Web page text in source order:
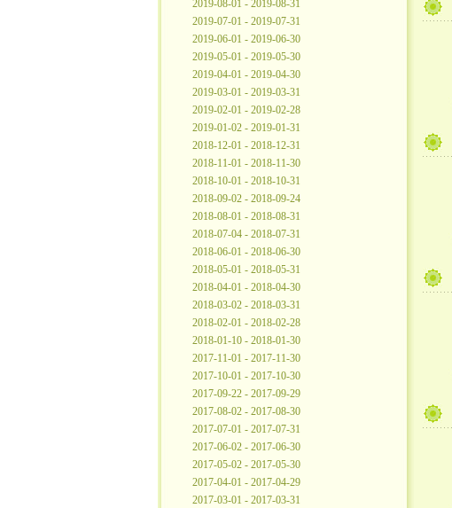
2019-08-01 - 2019-08-31
2019-07-01 - 2019-07-31
2019-06-01 - 2019-06-30
2019-05-01 - 2019-05-30
2019-04-01 - 2019-04-30
2019-03-01 - 2019-03-31
2019-02-01 - 2019-02-28
2019-01-02 - 2019-01-31
2018-12-01 - 2018-12-31
2018-11-01 - 2018-11-30
2018-10-01 - 2018-10-31
2018-09-02 - 2018-09-24
2018-08-01 - 2018-08-31
2018-07-04 - 2018-07-31
2018-06-01 - 2018-06-30
2018-05-01 - 2018-05-31
2018-04-01 - 2018-04-30
2018-03-02 - 2018-03-31
2018-02-01 - 2018-02-28
2018-01-10 - 2018-01-30
2017-11-01 - 2017-11-30
2017-10-01 - 2017-10-30
2017-09-22 - 2017-09-29
2017-08-02 - 2017-08-30
2017-07-01 - 2017-07-31
2017-06-02 - 2017-06-30
2017-05-02 - 2017-05-30
2017-04-01 - 2017-04-29
2017-03-01 - 2017-03-31